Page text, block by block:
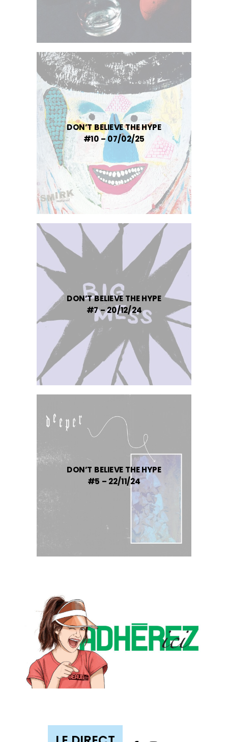
DON’T BELIEVE THE HYPE
#10 – 07/02/25
DON’T BELIEVE THE HYPE
#7 – 20/12/24
DON’T BELIEVE THE HYPE
#5 – 22/11/24